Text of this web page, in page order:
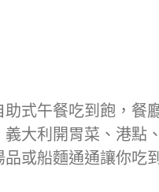
式午餐吃到飽，餐
大利開胃菜、港點
或船麵通通讓你吃